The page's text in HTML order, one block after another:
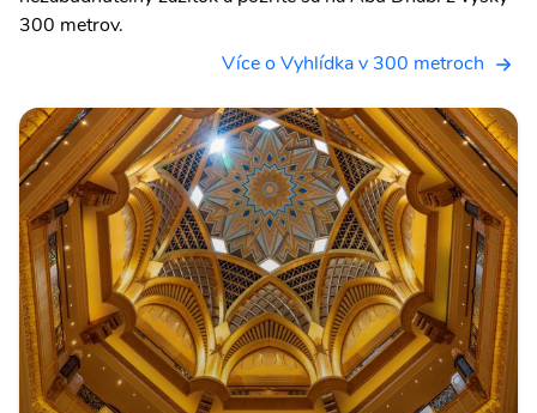
300 metrov.
Více o Vyhlídka v 300 metroch